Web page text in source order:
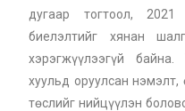
дугаар тогтоол,
биелэлтийг хянан
хэрэгжүүлээгүй
хуульд оруулсан нэмэлт,
төслийг нийцүүлэн